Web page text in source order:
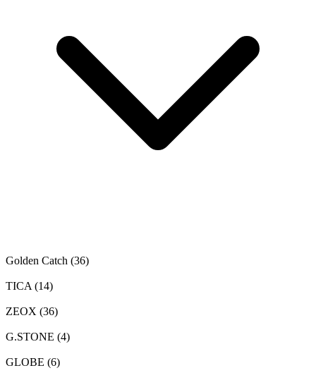
Golden Catch (36)
TICA (14)
ZEOX (36)
G.STONE (4)
GLOBE (6)